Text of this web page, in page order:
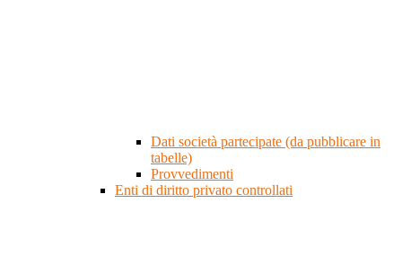
Dati società partecipate (da pubblicare in
tabelle)
Provvedimenti
Enti di diritto privato controllati